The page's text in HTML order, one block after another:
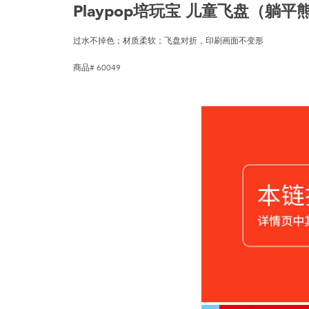
Playpop培玩宝 儿童飞盘（躺平
过水不掉色；材质柔软；飞盘对折，印刷画面不变形
商品# 60049